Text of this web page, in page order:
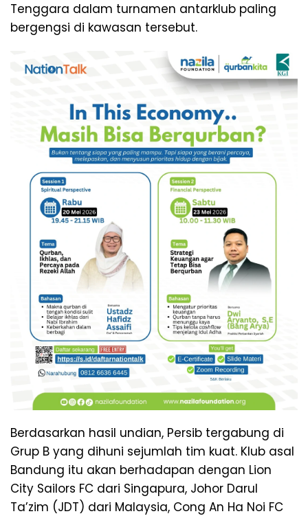
Tenggara dalam turnamen antarklub paling
bergengsi di kawasan tersebut.
Berdasarkan hasil undian, Persib tergabung di
Grup B yang dihuni sejumlah tim kuat. Klub asal
Bandung itu akan berhadapan dengan Lion
City Sailors FC dari Singapura, Johor Darul
Ta’zim (JDT) dari Malaysia, Cong An Ha Noi FC